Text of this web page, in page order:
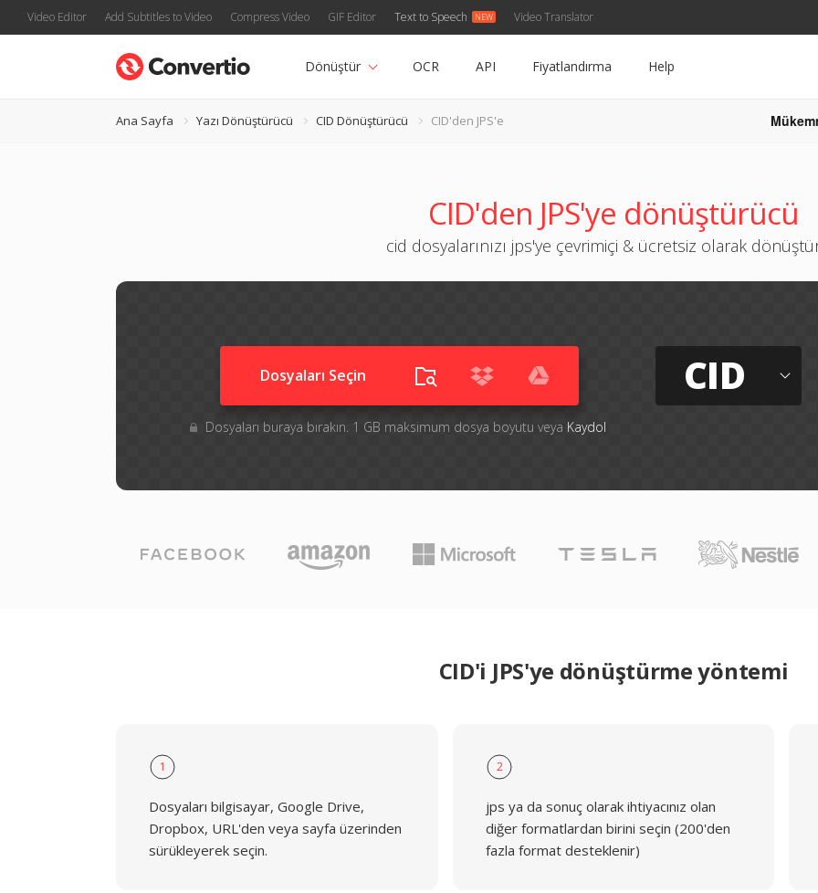
Video Editor Add Subtitles to Video Compress Video GIF Editor Text to Speech Video Translator
Dönüştür OCR API Fiyatlandırma Help
Ana Sayfa Yazı Dönüştürücü CID Dönüştürücü CID'den JPS'e
CID'den JPS'ye dönüştürücü
cid dosyalarınızı jps'ye çevrimiçi & ücretsiz olarak
Dosyaları Seçin
Dosyaları buraya bırakın. 1 GB maksimum dosya boyutu veya Kaydol
CID
CID'i JPS'ye dönüştürme yöntemi
1
Dosyaları bilgisayar, Google Drive,
Dropbox, URL'den veya sayfa üzerinden
sürükleyerek seçin.
2
jps ya da sonuç olarak ihtiyacınız olan
diğer formatlardan birini seçin (200'den
fazla format desteklenir)